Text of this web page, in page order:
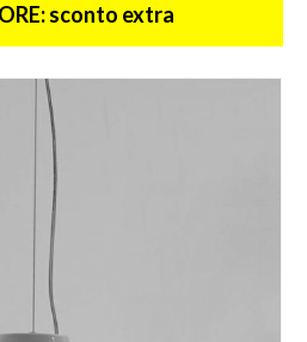
sconto extra